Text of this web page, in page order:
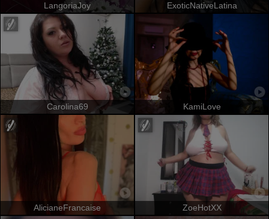
LangoriaJoy ExoticNativeLatina
Carolina69 KamiLove
AlicianeFrancaise ZoeHotXX